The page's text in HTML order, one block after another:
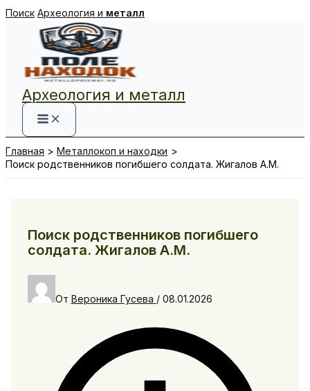
Перейти
содержимому
Поиск Археология и металл
Археология и металл
Главная
Металлокоп и находки
Поиск родственников погибшего солдата. Жигалов А.М.
Поиск родственников погибшего
солдата. Жигалов А.М.
От Вероника Гусева / 08.01.2026